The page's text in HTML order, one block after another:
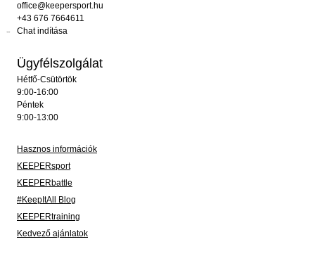
office@keepersport.hu
+43 676 7664611
Chat indítása
Ügyfélszolgálat
Hétfő-Csütörtök
9:00-16:00
Péntek
9:00-13:00
Hasznos információk
KEEPERsport
KEEPERbattle
#KeepItAll Blog
KEEPERtraining
Kedvező ajánlatok